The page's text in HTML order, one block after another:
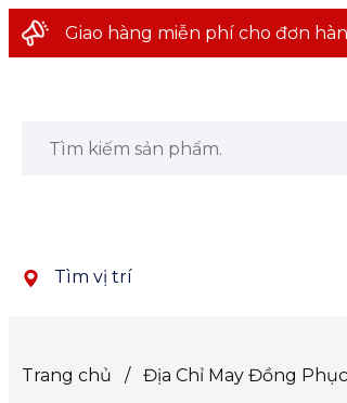
Giao hàng miễn phí cho đơn
Tìm vị trí
Trang chủ / Địa Chỉ May Đồng